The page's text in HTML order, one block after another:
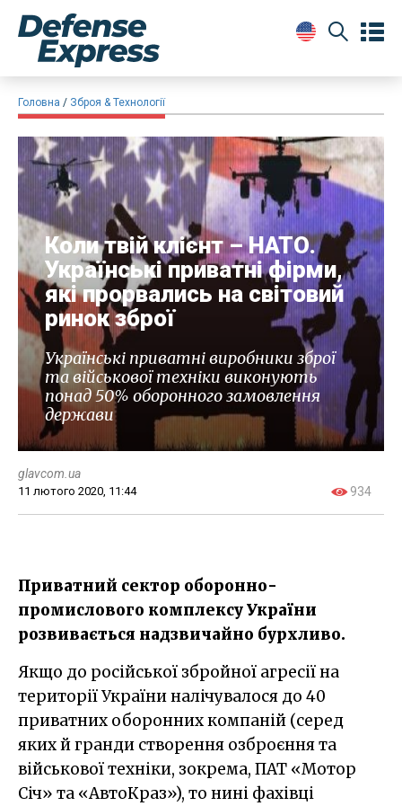
Головна Зброя & Технології
Коли твій клієнт – НАТО.
Українські приватні фірми,
які прорвались на світовий
ринок зброї
Українські приватні виробники зброї
та військової техніки виконують
понад 50% оборонного замовлення
держави
glavcom.ua
11 лютого 2020, 11:44 934
Приватний сектор оборонно-
промислового комплексу України
розвивається надзвичайно бурхливо.
Якщо до російської збройної агресії на
території України налічувалося до 40
приватних оборонних компаній (серед
яких й гранди створення озброєння та
військової техніки, зокрема, ПАТ «Мотор
Січ» та «АвтоКраз»), то нині фахівці